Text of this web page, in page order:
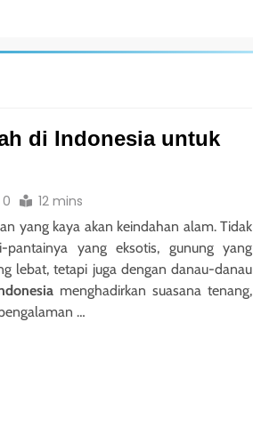
di Indonesia untuk
0 12 mins
yang kaya akan keindahan alam. Tidak
yang eksotis, gunung yang
lebat, tetapi juga dengan danau-danau
menghadirkan suasana tenang,
…